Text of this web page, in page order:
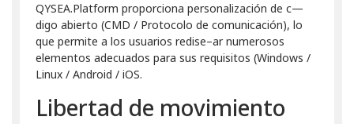
QYSEA.Platform proporciona personalización de c—
digo abierto (CMD / Protocolo de comunicación), lo
que permite a los usuarios redise–ar numerosos
elementos adecuados para sus requisitos (Windows /
Linux / Android / iOS.
Libertad de movimiento